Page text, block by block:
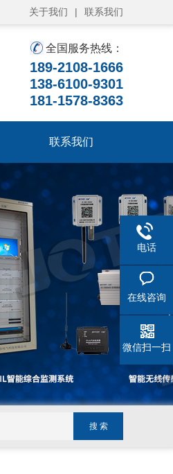
关于我们 | 联系我们
全国服务热线：
189-2108-1666
138-6100-9301
181-1578-8363
联系我们
电话
在线咨询
微信扫一扫